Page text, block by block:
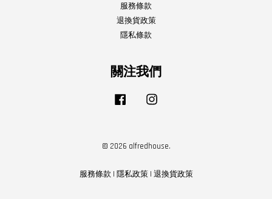
服務條款
退換貨政策
隱私條款
關注我們
Facebook
© 2026 alfredhouse.
服務條款| 隱私政策| 退換貨政策